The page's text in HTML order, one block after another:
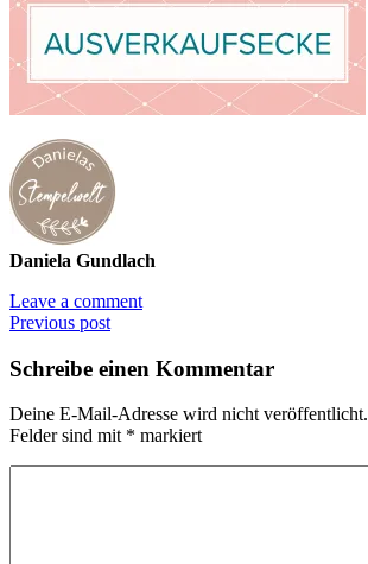
Daniela Gundlach
Leave a comment
Previous post
Schreibe einen Kommentar
Deine E-Mail-Adresse wird nicht veröffentlicht.
Felder sind mit * markiert